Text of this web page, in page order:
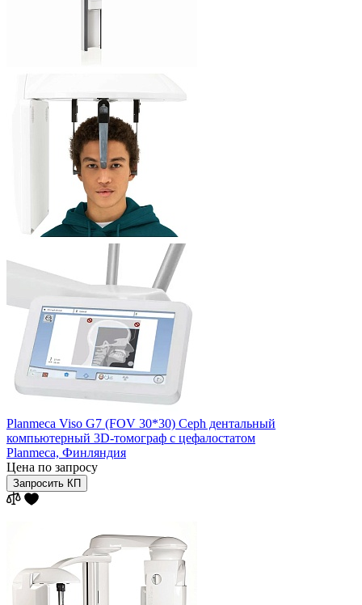
Planmeca Viso G7 (FOV 30*30) Ceph дентальный
компьютерный 3D-томограф с цефалостатом
Planmeca, Финляндия
Цена по запросу
Запросить КП